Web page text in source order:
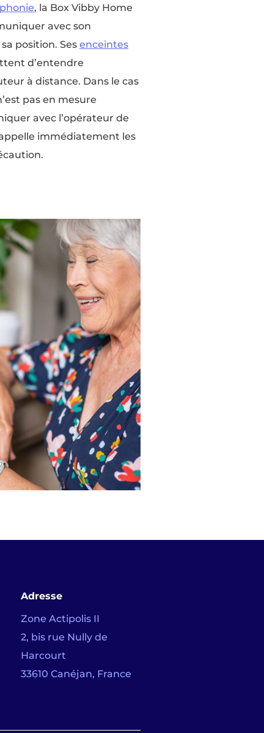
, la Box Vibby Home
avec son
position. Ses enceintes
d’entendre
à distance. Dans le cas
pas en mesure
avec l’opérateur de
immédiatement les
Adresse
Zone Actipolis II
2, bis rue Nully de
Harcourt
33610 Canéjan, France